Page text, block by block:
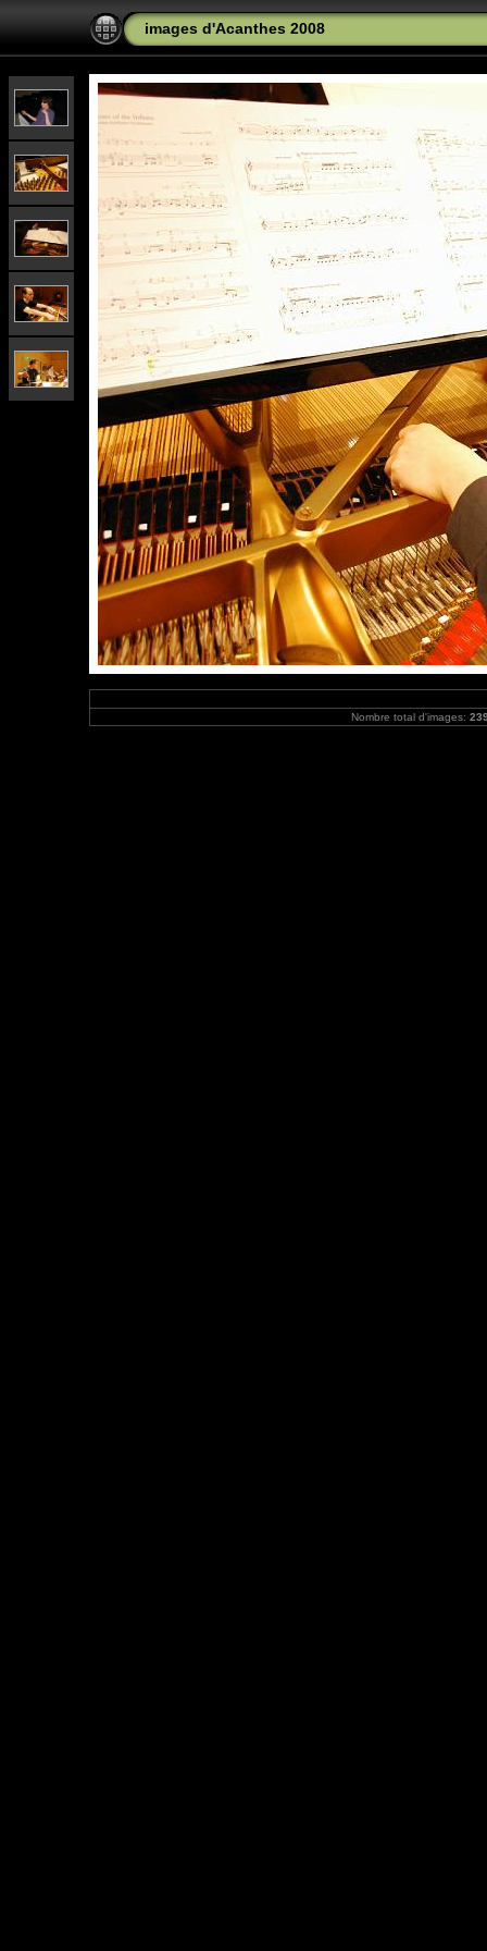
images d'Acanthes 2008
Nombre total d'images: